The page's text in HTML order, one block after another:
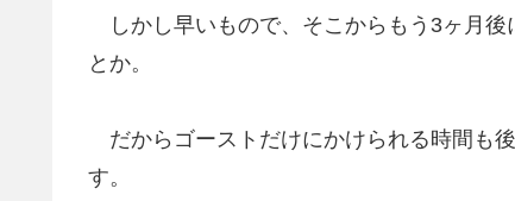
しかし早いもので、そこからもう3ヶ月後
とか。
だからゴーストだけにかけられる時間も
す。